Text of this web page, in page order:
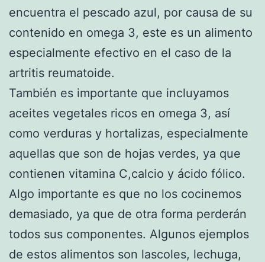
encuentra el pescado azul, por causa de su
contenido en omega 3, este es un alimento
especialmente efectivo en el caso de la
artritis reumatoide.
También es importante que incluyamos
aceites vegetales ricos en omega 3, así
como verduras y hortalizas, especialmente
aquellas que son de hojas verdes, ya que
contienen vitamina C,calcio y ácido fólico.
Algo importante es que no los cocinemos
demasiado, ya que de otra forma perderán
todos sus componentes. Algunos ejemplos
de estos alimentos son lascoles, lechuga,